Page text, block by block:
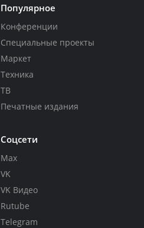
Популярное
Конференции
Специальные проекты
Маркет
Техника
ТВ
Печатные издания
Соцсети
Max
VK
VK Видео
Rutube
Telegram